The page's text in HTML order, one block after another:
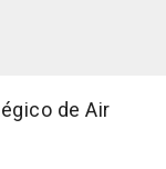
de Air